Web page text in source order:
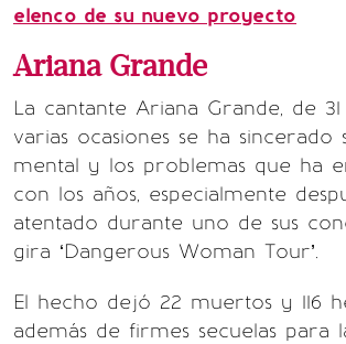
elenco de su nuevo proyecto
Ariana Grande
La cantante Ariana Grande, de 31
varias ocasiones se ha sincerado
mental y los problemas que ha
con los años, especialmente
atentado durante uno de sus
gira ‘Dangerous Woman Tour’.
El hecho dejó 22 muertos y 116
además de firmes secuelas para